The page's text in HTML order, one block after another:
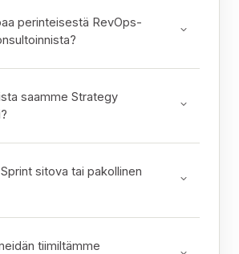
perinteisestä RevOps-
saamme Strategy
sitova tai pakollinen
tiimiltämme